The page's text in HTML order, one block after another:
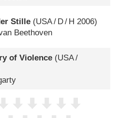
Stille (USA/ D/ H 2006)
Beethoven
of Violence (USA/